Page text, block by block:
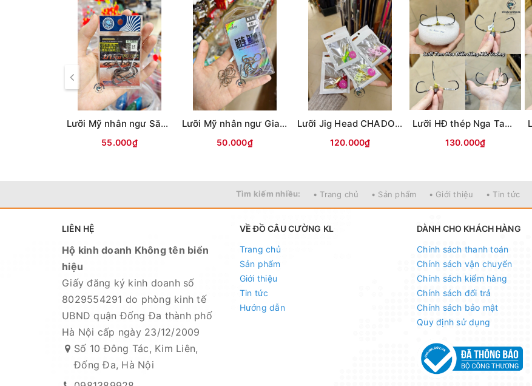
Lưỡi Mỹ nhân ngư Săn hàng (ĐEN)
55.000₫
Lưỡi Mỹ nhân ngư Giao long có ngạnh (Trắng)
50.000₫
Lưỡi Jig Head CHADO đầu cá các màu
120.000₫
Lưỡi HĐ thép Nga Tam Mác Vuông
130.000₫
Tìm kiếm nhiều: • Trang chủ • Sản phẩm • Giới thiệu • Tin tức
LIÊN HỆ
Hộ kinh doanh Không tên biển
hiệu
Giấy đăng ký kinh doanh số
8029554291 do phòng kinh tế
UBND quận Đống Đa thành phố
Hà Nội cấp ngày 23/12/2009
Số 10 Đông Tác, Kim Liên,
Đống Đa, Hà Nội
VỀ ĐỒ CÂU CƯỜNG KL
Trang chủ
Sản phẩm
Giới thiệu
Tin tức
Hướng dẫn
DÀNH CHO KHÁCH HÀNG
Chính sách thanh toán
Chính sách vận chuyển
Chính sách kiểm hàng
Chính sách đổi trả
Chính sách bảo mật
Quy định sử dụng